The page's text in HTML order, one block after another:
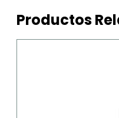
Productos